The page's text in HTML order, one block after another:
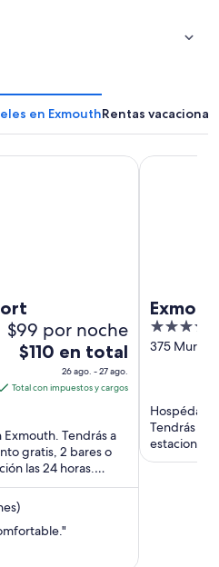
en ExmouthRentas
$99 por noche
El
es
en
total
por
noche
26
$110 en total
26 ago. - 27 ago.
Total con impuestos y cargos
Tendrás a
gratis, 2 bares o
las 24 horas.
4
out
375 Murat
Hospédate
Tendrás a
huéspedes
Exmouth